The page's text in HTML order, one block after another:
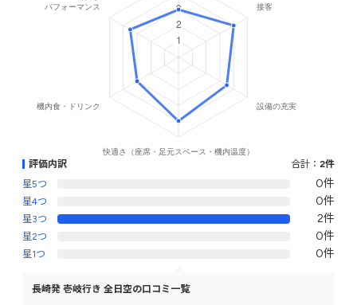
評価内訳 合計： 2件
星5つ
0件
星4つ 0件
星3つ 2件
星2つ 0件
星1つ 0件
長崎発 壱岐行き 全日空の口コミ一覧